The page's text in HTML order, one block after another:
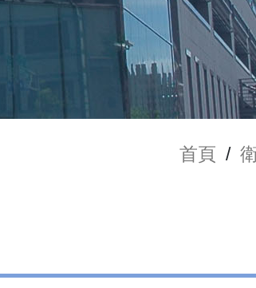
首頁 /